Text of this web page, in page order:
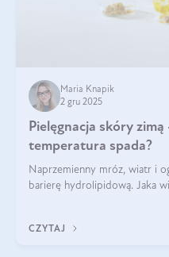
Maria Knapik
2 gru 2025
Pielęgnacja skóry
temperatura spada?
Naprzemienny mróz, wiatr i
barierę hydrolipidową. Jaka
CZYTAJ